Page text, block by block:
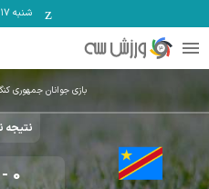
شنبه ۱۷ مرداد
بازی جوانان جمهوری
نتیجه
0
-